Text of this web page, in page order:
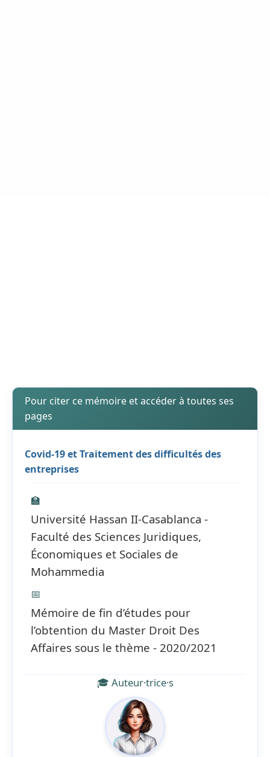
Pour citer ce mémoire et accéder à toutes ses
pages
Covid-19 et Traitement des difficultés des
entreprises
🏫
Université Hassan II-Casablanca -
Faculté des Sciences Juridiques,
Économiques et Sociales de
Mohammedia
📅
Mémoire de fin d’études pour
l’obtention du Master Droit Des
Affaires sous le thème - 2020/2021
🎓 Auteur·trice·s